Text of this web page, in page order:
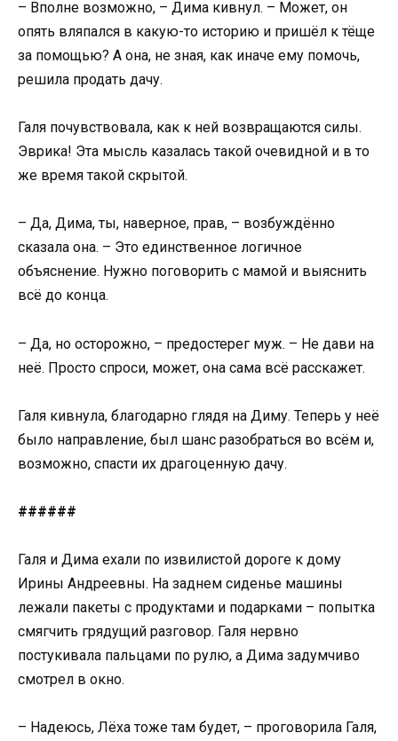
– Вполне возможно, – Дима кивнул. – Может, он
опять вляпался в какую-то историю и пришёл к тёще
за помощью? А она, не зная, как иначе ему помочь,
решила продать дачу.
Галя почувствовала, как к ней возвращаются силы.
Эврика! Эта мысль казалась такой очевидной и в то
же время такой скрытой.
– Да, Дима, ты, наверное, прав, – возбуждённо
сказала она. – Это единственное логичное
объяснение. Нужно поговорить с мамой и выяснить
всё до конца.
– Да, но осторожно, – предостерег муж. – Не дави на
неё. Просто спроси, может, она сама всё расскажет.
Галя кивнула, благодарно глядя на Диму. Теперь у неё
было направление, был шанс разобраться во всём и,
возможно, спасти их драгоценную дачу.
######
Галя и Дима ехали по извилистой дороге к дому
Ирины Андреевны. На заднем сиденье машины
лежали пакеты с продуктами и подарками – попытка
смягчить грядущий разговор. Галя нервно
постукивала пальцами по рулю, а Дима задумчиво
смотрел в окно.
– Надеюсь, Лёха тоже там будет, – проговорила Галя,